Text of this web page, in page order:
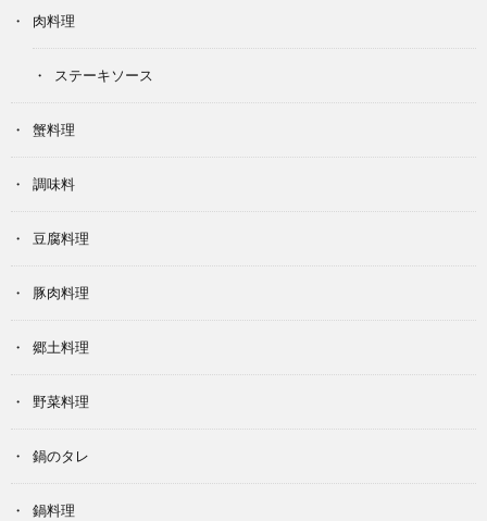
肉料理
ステーキソース
蟹料理
調味料
豆腐料理
豚肉料理
郷土料理
野菜料理
鍋のタレ
鍋料理